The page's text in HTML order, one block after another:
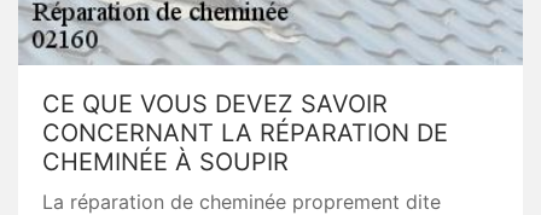
CE QUE VOUS DEVEZ SAVOIR
CONCERNANT LA RÉPARATION DE
CHEMINÉE À SOUPIR
La réparation de cheminée proprement dite